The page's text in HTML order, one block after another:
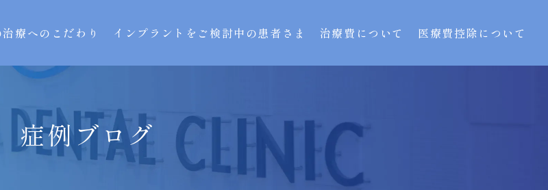
療へのこだわり インプラントをご検討中の患者さま 治療費について 医療費控除について
症例ブログ